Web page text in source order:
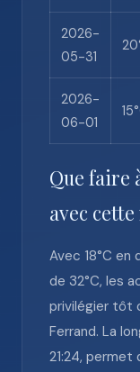
2026-
05-31
2026-
06-01
Que faire
avec
Avec 18°C
de 32°C, les
privilégier tôt
Ferrand. La
21:24, permet